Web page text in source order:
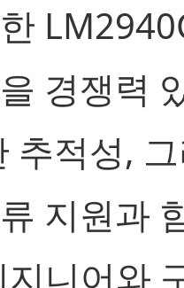
경쟁력
추적성,
지원과
니어와